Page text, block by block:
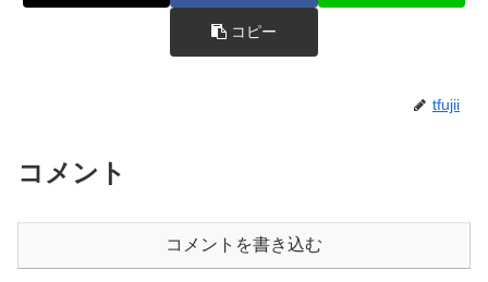
コピー
tfujii
コメント
コメントを書き込む